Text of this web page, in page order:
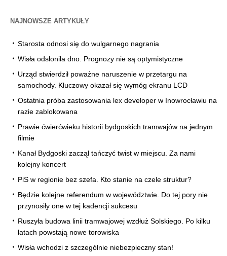
NAJNOWSZE ARTYKUŁY
Starosta odnosi się do wulgarnego nagrania
Wisła odsłoniła dno. Prognozy nie są optymistyczne
Urząd stwierdził poważne naruszenie w przetargu na
samochody. Kluczowy okazał się wymóg ekranu LCD
Ostatnia próba zastosowania lex developer w Inowrocławiu na
razie zablokowana
Prawie ćwierćwieku historii bydgoskich tramwajów na jednym
filmie
Kanał Bydgoski zaczął tańczyć twist w miejscu. Za nami
kolejny koncert
PiS w regionie bez szefa. Kto stanie na czele struktur?
Będzie kolejne referendum w województwie. Do tej pory nie
przynosiły one w tej kadencji sukcesu
Ruszyła budowa linii tramwajowej wzdłuż Solskiego. Po kilku
latach powstają nowe torowiska
Wisła wchodzi z szczególnie niebezpieczny stan!